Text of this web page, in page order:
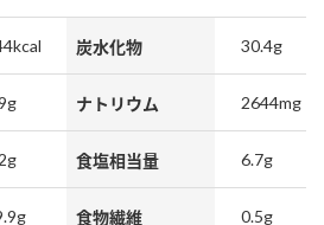
検索
ループについて 製造所固有記号一覧
炭水化物 30.4g
ナトリウム 2644mg
食塩相当量 6.7g
食物繊維 0.5g